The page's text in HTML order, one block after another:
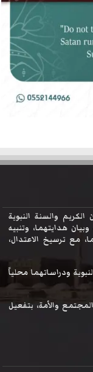
والسنة النبوية
هدايتهما، وتنبيه
مع ترسيخ الاعتدال،
ودراساتهما محلياً
والأمة، بتفعيل